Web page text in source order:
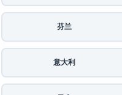
芬兰
意大利